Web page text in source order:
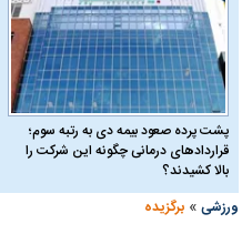
پشت پرده صعود بیمه دی به رتبه سوم؛
قراردادهای درمانی چگونه این شرکت را
بالا کشیدند؟
ورزشی »برگزیده